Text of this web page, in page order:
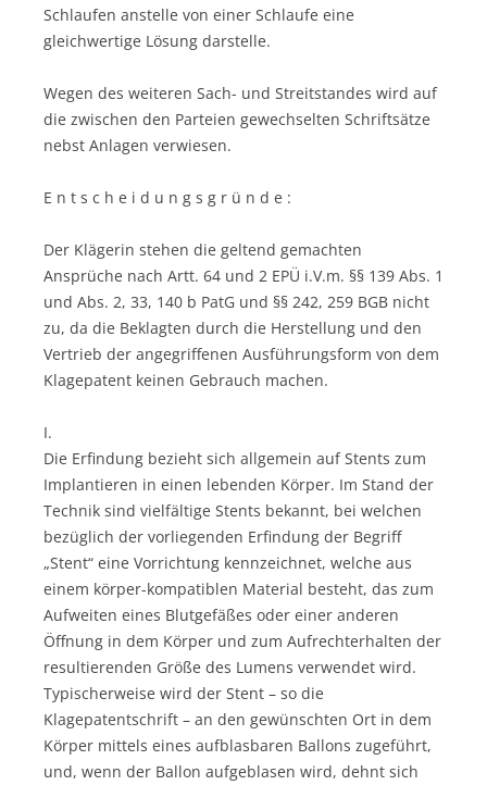
Schlaufen anstelle von einer Schlaufe eine
gleichwertige Lösung darstelle.
Wegen des weiteren Sach- und Streitstandes wird auf
die zwischen den Parteien gewechselten Schriftsätze
nebst Anlagen verwiesen.
E n t s c h e i d u n g s g r ü n d e :
Der Klägerin stehen die geltend gemachten
Ansprüche nach Artt. 64 und 2 EPÜ i.V.m. §§ 139 Abs. 1
und Abs. 2, 33, 140 b PatG und §§ 242, 259 BGB nicht
zu, da die Beklagten durch die Herstellung und den
Vertrieb der angegriffenen Ausführungsform von dem
Klagepatent keinen Gebrauch machen.
I.
Die Erfindung bezieht sich allgemein auf Stents zum
Implantieren in einen lebenden Körper. Im Stand der
Technik sind vielfältige Stents bekannt, bei welchen
bezüglich der vorliegenden Erfindung der Begriff
„Stent“ eine Vorrichtung kennzeichnet, welche aus
einem körper-kompatiblen Material besteht, das zum
Aufweiten eines Blutgefäßes oder einer anderen
Öffnung in dem Körper und zum Aufrechterhalten der
resultierenden Größe des Lumens verwendet wird.
Typischerweise wird der Stent – so die
Klagepatentschrift – an den gewünschten Ort in dem
Körper mittels eines aufblasbaren Ballons zugeführt,
und, wenn der Ballon aufgeblasen wird, dehnt sich